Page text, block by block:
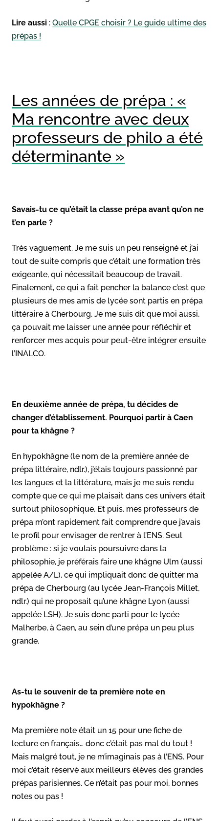
Lire aussi : Quelle CPGE choisir ? Le guide ultime des
prépas !
Les années de prépa : «
Ma rencontre avec deux
professeurs de philo a été
déterminante »
Savais-tu ce qu’était la classe prépa avant qu’on ne
t’en parle ?
Très vaguement. Je me suis un peu renseigné et j’ai
tout de suite compris que c’était une formation très
exigeante, qui nécessitait beaucoup de travail.
Finalement, ce qui a fait pencher la balance c’est que
plusieurs de mes amis de lycée sont partis en prépa
littéraire à Cherbourg. Je me suis dit que moi aussi,
ça pouvait me laisser une année pour réfléchir et
renforcer mes acquis pour peut-être intégrer ensuite
l’INALCO.
En deuxième année de prépa, tu décides de
changer d’établissement. Pourquoi partir à Caen
pour ta khâgne ?
En hypokhâgne (le nom de la première année de
prépa littéraire, ndlr.), j’étais toujours passionné par
les langues et la littérature, mais je me suis rendu
compte que ce qui me plaisait dans ces univers était
surtout philosophique. Et puis, mes professeurs de
prépa m’ont rapidement fait comprendre que j’avais
le profil pour envisager de rentrer à l’ENS. Seul
problème : si je voulais poursuivre dans la
philosophie, je préférais faire une khâgne Ulm (aussi
appelée A/L), ce qui impliquait donc de quitter ma
prépa de Cherbourg (au lycée Jean-François Millet,
ndlr.) qui ne proposait qu’une khâgne Lyon (aussi
appelée LSH). Je suis donc parti pour le lycée
Malherbe, à Caen, au sein d’une prépa un peu plus
grande.
As-tu le souvenir de ta première note en
hypokhâgne ?
Ma première note était un 15 pour une fiche de
lecture en français… donc c’était pas mal du tout !
Mais malgré tout, je ne m’imaginais pas à l’ENS. Pour
moi c’était réservé aux meilleurs élèves des grandes
prépas parisiennes. Ce n’était pas pour moi, bonnes
notes ou pas !